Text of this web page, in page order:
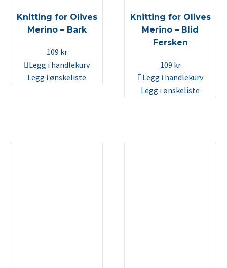
Knitting for Olives
Merino – Bark
109 kr
Legg i handlekurv
Legg i ønskeliste
Knitting for Olives
Merino – Blid
Fersken
109 kr
Legg i handlekurv
Legg i ønskeliste